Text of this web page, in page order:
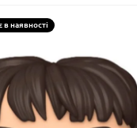
в наявності